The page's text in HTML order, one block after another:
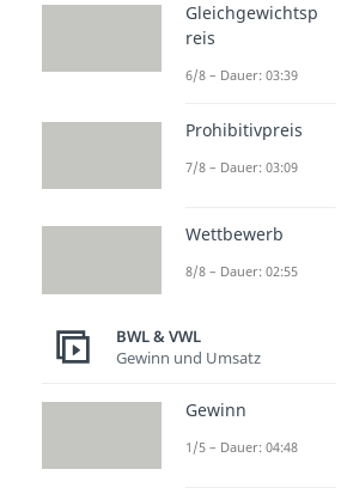
Gleichgewichtsp
reis
6/8 – Dauer: 03:39
Prohibitivpreis
7/8 – Dauer: 03:09
Wettbewerb
8/8 – Dauer: 02:55
BWL & VWL
Gewinn und Umsatz
Gewinn
1/5 – Dauer: 04:48